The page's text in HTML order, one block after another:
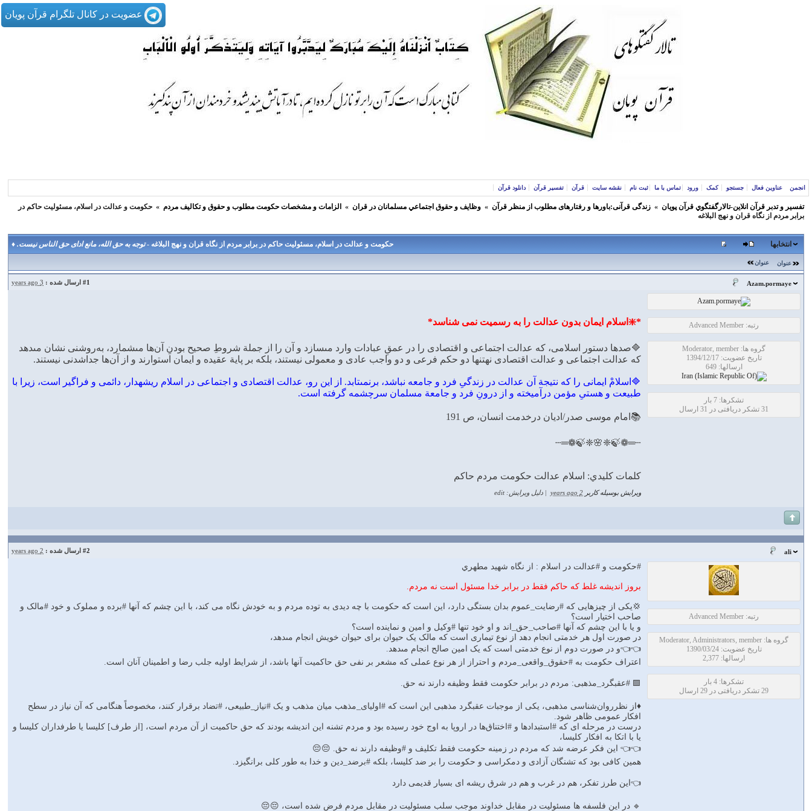
عضویت در کانال تلگرام قرآن پویان
انجمن عناوین فعال جستجو کمک ورود تماس با ما ثبت نام نقشه سایت قرآن تفسیر قرآن دانلود قرآن
تفسير و‌ تدبر قرآن انلاين-تالارگفتگوي قرآن پویان » زندگی قرآنی:باورها و رفتارهای مطلوب از منظر قرآن » وظايف و حقوق اجتماعي مسلمانان در قران » الزامات و مشخصات حكومت مطلوب و حقوق و تكاليف مردم » حكومت و عدالت در اسلام، مسئوليت حاكم در
برابر مردم از نگاه قران و نهج البلاغه
حكومت و عدالت در اسلام، مسئوليت حاكم در برابر مردم از نگاه قران و نهج البلاغه -توجه به حق الله، مانع ادای حق الناس نیست. ♦️ انتخابها
عنوان عنوان
Azam.pormaye
#1 ارسال شده : 3 years ago
رتبه: Advanced Member
گروه ها: Moderator, member
تاریخ عضویت: 1394/12/17
ارسالها: 649
تشکرها: 7 بار
31 تشکر دریافتی در 31 ارسال
*❇️اسلام ایمان بدون عدالت را به رسمیت نمی شناسد*
🔷صدها دستور اسلامى، كه عدالت اجتماعى و اقتصادى را در عمقِ عبادات وارد مى‏سازد و آن را از جملة شروطِ صحيح بودنِ آن‌ها مى‏شمارد، به‌روشنى نشان مى‏دهد
كه عدالت اجتماعى و عدالت اقتصادى نه‏تنها دو حكم فرعى و دو واجب عادى و معمولى نيستند، بلكه بر پاية عقيده و ايمان استوارند و از آن‌ها جداشدنى نيستند.
🔷اسلامْ ايمانى را كه نتيجة آن عدالت در زندگىِ فرد و جامعه نباشد، برنمى‏تابد. از اين رو، عدالت اقتصادى و اجتماعى در اسلام ريشه‏دار، دائمى و فراگير است، زيرا با
طبيعت و هستىِ مؤمن درآميخته و از درونِ فرد و جامعة مسلمان سرچشمه گرفته است.
📚امام موسی صدر/ادیان درخدمت انسان، ص 191
┄═❁🍃❈🌸❈🍃❁═┄
كلمات كليدي: اسلام عدالت حكومت مردم حاكم
ویرایش بوسیله کاربر 2 years ago دلیل ویرایش: edit
ali
#2 ارسال شده : 2 years ago
رتبه: Advanced Member
گروه ها: Moderator, Administrators, member
تاریخ عضویت: 1390/03/24
ارسالها: 2,377
تشکرها: 4 بار
29 تشکر دریافتی در 29 ارسال
#حكومت و #عدالت در اسلام : از نگاه شهيد مطهري
بروز انديشه غلط كه حاكم فقط در برابر خدا مسئول است نه مردم.
💢یکى از چیزهایى که #رضایت_عموم بدان بستگى دارد، این است که حکومت ‏با چه دیدى به توده مردم و به خودش نگاه مى ‏کند، با این چشم که آنها #برده و مملوک و خود #مالک و
صاحب اختیار است؟
و یا با این چشم که آنها #صاحب_حق_اند و او خود تنها #وکیل و امین و نماینده است؟
در صورت اول هر خدمتى انجام دهد از نوع تیمارى است که مالک یک حیوان براى حیوان خویش انجام مى‏دهد،
👈👈و در صورت دوم از نوع خدمتى است که یک امین صالح انجام مى‏دهد.
اعتراف حکومت ‏به #حقوق_واقعى_مردم و احتراز از هر نوع عملى که مشعر بر نفى حق حاکمیت آنها باشد، از شرایط اولیه جلب رضا و اطمینان آنان است.
🟩 #عقبگرد_مذهبى: مردم در برابر حكومت فقط وظيفه دارند نه حق.
♦️از نظرروان‌شناسى مذهبى، یکى از موجبات عقبگرد مذهبى این است که #اولیای_مذهب میان مذهب و یک #نیاز_طبیعى، #تضاد برقرار کنند، مخصوصاً هنگامى که آن نیاز در سطح
افکار عمومى ظاهر شود.
درست در مرحله ‏اى که #استبدادها و #اختناق‌ها در اروپا به اوج خود رسیده بود و مردم تشنه این اندیشه بودند که حق حاکمیت از آن مردم است، [از طرف] کلیسا یا طرفداران کلیسا و
یا با اتکا به افکار کلیسا،
👈👈 این فکر عرضه شد که مردم در زمینه حکومت فقط تکلیف و #وظیفه دارند نه حق. 😔😔
همین کافى بود که تشنگان آزادى و دمکراسى و حکومت را بر ضد کلیسا، بلکه #برضد_دین و خدا به طور کلى برانگیزد.
👈این طرز تفکر، هم در غرب و هم در شرق ریشه ‏اى بسیار قدیمى دارد
🔹 در این فلسفه‏ ها مسئولیت در مقابل خداوند موجب سلب مسئولیت در مقابل مردم فرض شده است، 😔😔